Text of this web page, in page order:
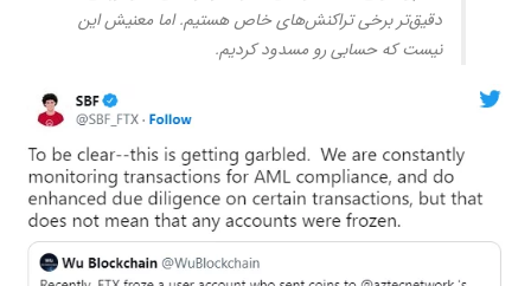
دقیق‌تر برخی تراکنش‌های خاص هستیم. اما معنیش این
نیست که حسابی رو مسدود کردیم.